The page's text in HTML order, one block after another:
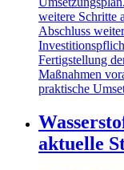
weitere Schritte
Abschluss
Fertigstellung
Maßnahmen
praktische
aktuelle